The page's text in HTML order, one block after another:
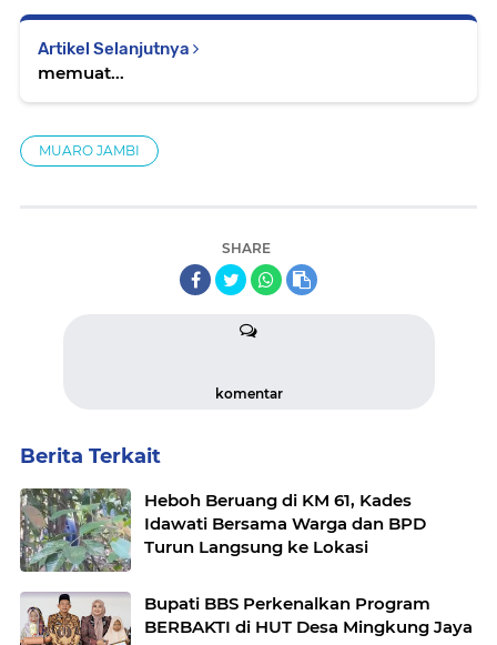
Artikel Selanjutnya
memuat...
MUARO JAMBI
SHARE
komentar
Berita Terkait
Heboh Beruang di KM 61, Kades
Idawati Bersama Warga dan BPD
Turun Langsung ke Lokasi
Bupati BBS Perkenalkan Program
BERBAKTI di HUT Desa Mingkung Jaya